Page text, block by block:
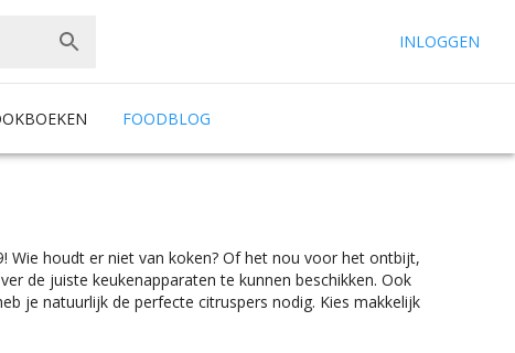
INLOGGEN
FOODBLOG
Wie houdt er niet van koken? Of het nou voor het ontbijt,
de juiste keukenapparaten te kunnen beschikken. Ook
je natuurlijk de perfecte citruspers nodig. Kies makkelijk
het sap direct in het glas laat lopen of een citruspers